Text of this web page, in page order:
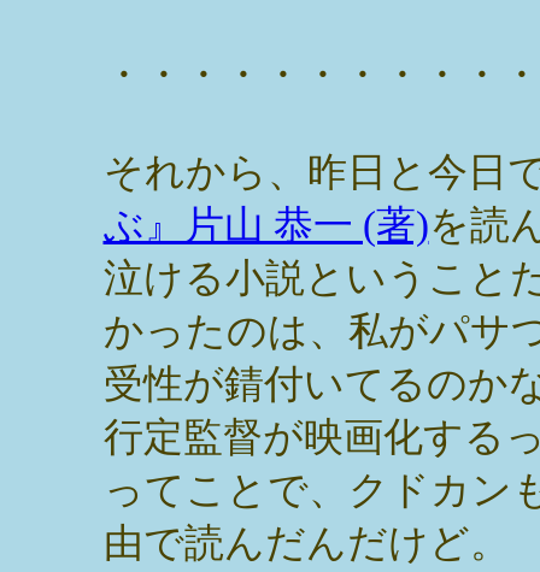
・・・・・・・・・・
それから、昨日と今日
ぶ』片山 恭一 (著)を読
泣ける小説ということ
かったのは、私がパサ
受性が錆付いてるのか
行定監督が映画化する
ってことで、クドカン
由で読んだんだけど。